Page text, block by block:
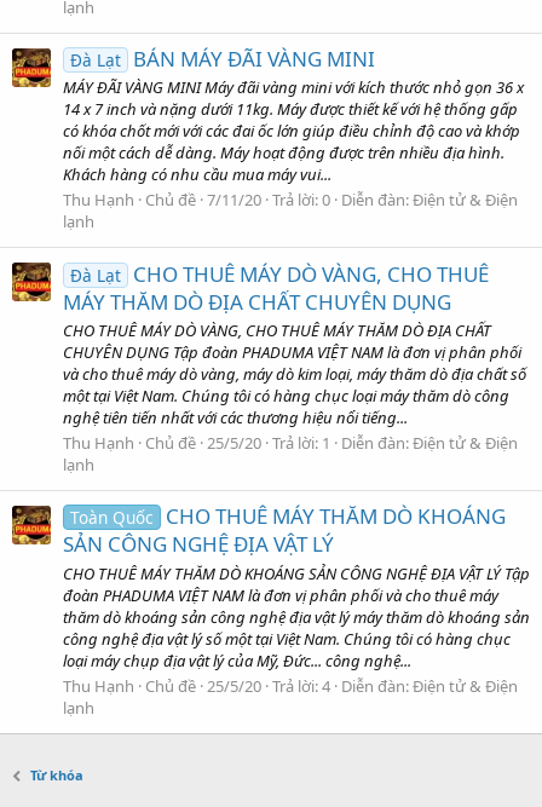
lạnh
Đà Lạt BÁN MÁY ĐÃI VÀNG MINI
MÁY ĐÃI VÀNG MINI Máy đãi vàng mini với kích thước nhỏ gọn 36 x
14 x 7 inch và nặng dưới 11kg. Máy được thiết kế với hệ thống gấp
có khóa chốt mới với các đai ốc lớn giúp điều chỉnh độ cao và khớp
nối một cách dễ dàng. Máy hoạt động được trên nhiều địa hình.
Khách hàng có nhu cầu mua máy vui...
Thu Hạnh
Chủ đề 7/11/20 Trả lời: 0 Diễn đàn:Điện tử & Điện
lạnh
Đà Lạt CHO THUÊ MÁY DÒ VÀNG, CHO THUÊ
MÁY THĂM DÒ ĐỊA CHẤT CHUYÊN DỤNG
CHO THUÊ MÁY DÒ VÀNG, CHO THUÊ MÁY THĂM DÒ ĐỊA CHẤT
CHUYÊN DỤNG Tập đoàn PHADUMA VIỆT NAM là đơn vị phân phối
và cho thuê máy dò vàng, máy dò kim loại, máy thăm dò địa chất số
một tại Việt Nam. Chúng tôi có hàng chục loại máy thăm dò công
nghệ tiên tiến nhất với các thương hiệu nổi tiếng...
Thu Hạnh
Chủ đề 25/5/20 Trả lời: 1 Diễn đàn:Điện tử & Điện
lạnh
Toàn Quốc
CHO THUÊ MÁY THĂM DÒ KHOÁNG
SẢN CÔNG NGHỆ ĐỊA VẬT LÝ
CHO THUÊ MÁY THĂM DÒ KHOÁNG SẢN CÔNG NGHỆ ĐỊA VẬT LÝ Tập
đoàn PHADUMA VIỆT NAM là đơn vị phân phối và cho thuê máy
thăm dò khoáng sản công nghệ địa vật lý máy thăm dò khoáng sản
công nghệ địa vật lý số một tại Việt Nam. Chúng tôi có hàng chục
loại máy chụp địa vật lý của Mỹ, Đức... công nghệ...
Thu Hạnh
Chủ đề 25/5/20 Trả lời: 4 Diễn đàn:Điện tử & Điện
lạnh
Từ khóa